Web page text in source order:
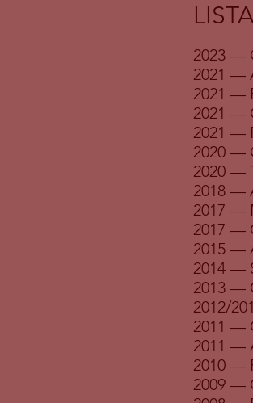
2023 —
2021 —
2021 —
2021 —
2021 —
2020 —
2020 —
2018 —
2017 —
2017 —
2015 —
2014 —
2013 —
2012/
2011 —
2011 —
2010 —
2009 —